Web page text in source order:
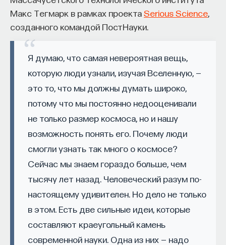
Макс Тегмарк в рамках проектаSerious Science
созданного командой ПостНауки.
Я думаю, что самая невероятная вещь,
которую люди узнали, изучая Вселенную, —
это то, что мы должны думать широко,
потому что мы постоянно недооценивали
не только размер космоса, но и нашу
возможность понять его. Почему люди
смогли узнать так много о космосе?
Сейчас мы знаем гораздо больше, чем
тысячу лет назад. Человеческий разум по-
настоящему удивителен. Но дело не только
в этом. Есть две сильные идеи, которые
составляют краеугольный камень
современной науки. Одна из них — надо
восполнялись и мы просыпались отдохнувшими.
Ответы на эти и другие вопросы можно найти,
записавшись
своим сном»
Пройдя этот курс, вы научитесь:
— Лучше понимать, что происходит с нами
во сне
— Заботиться о качестве своего сна
— Определять, какими способами можно
улучшить свой сон
— Использовать когнитивно-поведенческую
терапию и другие подходы при нарушениях
сна
Михаил Полуэктов